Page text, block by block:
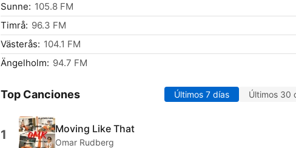
Sunne: 105.8 FM
Timrå: 96.3 FM
Västerås: 104.1 FM
Ängelholm: 94.7 FM
Top Canciones Últimos 7 días Últimos 30
1 Moving Like That
Omar Rudberg